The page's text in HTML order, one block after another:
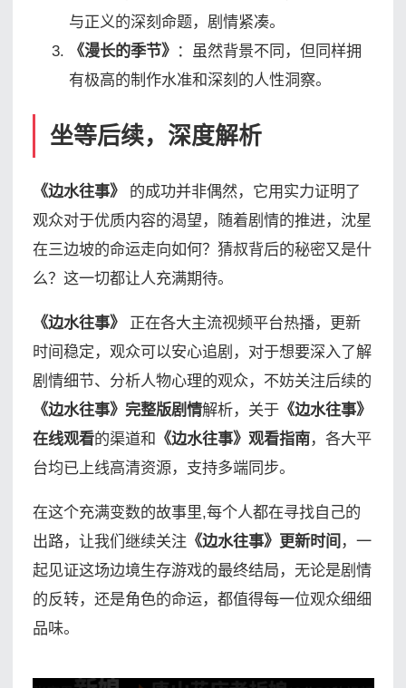
与正义的深刻命题，剧情紧凑。
《漫长的季节》 ：虽然背景不同，但同样拥
有极高的制作水准和深刻的人性洞察。
坐等后续，深度解析
《边水往事》
的成功并非偶然，它用实力证明了
观众对于优质内容的渴望，随着剧情的推进，沈星
在三边坡的命运走向如何？猜叔背后的秘密又是什
么？这一切都让人充满期待。
《边水往事》
正在各大主流视频平台热播，更新
时间稳定，观众可以安心追剧，对于想要深入了解
剧情细节、分析人物心理的观众，不妨关注后续的
《边水往事》完整版剧情解析，关于《边水往事》
在线观看的渠道和 《边水往事》观看指南，各大平
台均已上线高清资源，支持多端同步。
在这个充满变数的故事里,每个人都在寻找自己的
出路，让我们继续关注 《边水往事》更新时间 ，一
起见证这场边境生存游戏的最终结局，无论是剧情
的反转，还是角色的命运，都值得每一位观众细细
品味。